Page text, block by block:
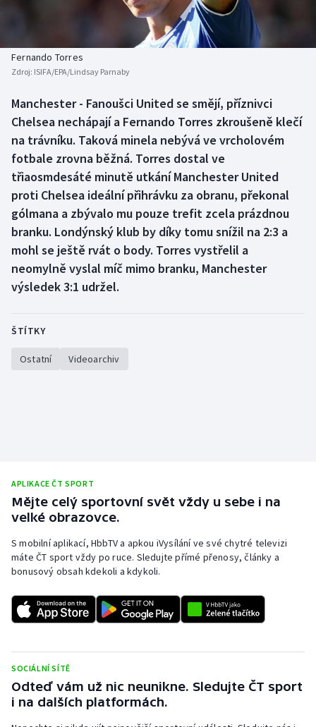
Biatlon
Boby a skeleton
Box
Curling
Dostihy
Florbal
Futsal
Krasobruslení
Lezení
Lyže a snowboard
Motorsport
Olympijské hry
Parasport
Plavání
Aplikace ČT sport
AZ kvíz
Fernando Torres
Zdroj: ISIFA/EPA/Lindsay Parnaby
Manchester - Fanoušci United se smějí, příznivci
Chelsea nechápají a Fernando Torres zkroušeně klečí
na trávníku. Taková minela nebývá ve vrcholovém
fotbale zrovna běžná. Torres dostal ve
třiaosmdesáté minutě utkání Manchester United
proti Chelsea ideální přihrávku za obranu, překonal
gólmana a zbývalo mu pouze trefit zcela prázdnou
branku. Londýnský klub by díky tomu snížil na 2:3 a
mohl se ještě rvát o body. Torres vystřelil a
neomylně vyslal míč mimo branku, Manchester
výsledek 3:1 udržel.
ŠTÍTKY
Ostatní Videoarchiv
APLIKACE ČT SPORT
Mějte celý sportovní svět vždy u sebe i na
velké obrazovce.
S mobilní aplikací, HbbTV a apkou iVysílání ve své chytré televizi
máte ČT sport vždy po ruce. Sledujte přímé přenosy, články a
bonusový obsah kdekoli a kdykoli.
SOCIÁLNÍ SÍTĚ
Odteď vám už nic neunikne. Sledujte ČT sport
i na dalších platformách.